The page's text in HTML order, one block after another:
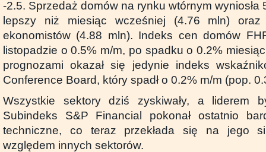
-2.5. Sprzedaż domów na rynku wtórnym wyniosła
lepszy niż miesiąc wcześniej (4.76 mln)
ekonomistów (4.88 mln). Indeks cen domów
listopadzie o 0.5% m/m, po spadku o 0.2%
prognozami okazał się jedynie indeks
Conference Board, który spadł o 0.2% m/m (pop.
Wszystkie sektory dziś zyskiwały, a liderem
Subindeks S&P Financial pokonał ostatnio
techniczne, co teraz przekłada się na jego
względem innych sektorów.